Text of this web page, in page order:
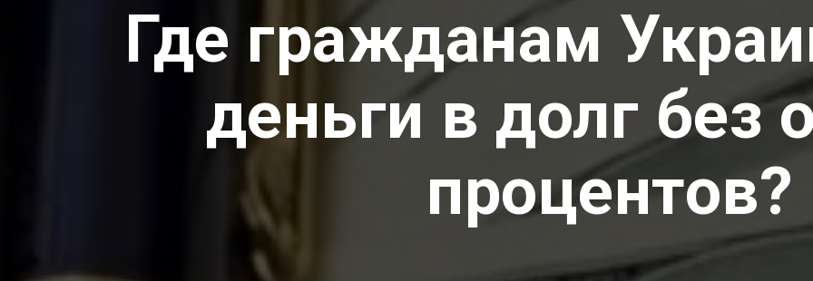
Где гражданам
деньги в долг без
процентов?